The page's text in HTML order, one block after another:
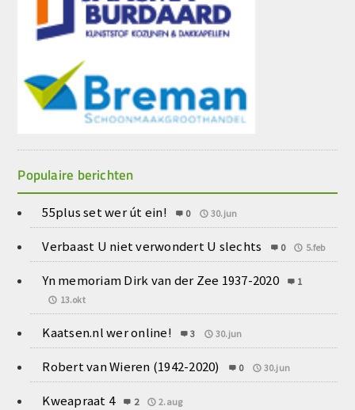
Populaire berichten
55plus set wer út ein! 0 30.jun
Verbaast U niet verwondert U slechts 0 5.feb
Yn memoriam Dirk van der Zee 1937-2020
1
13.okt
Kaatsen.nl wer online! 3 30.jun
Robert van Wieren (1942-2020) 0 30.jun
Kweapraat 4 2 2.aug